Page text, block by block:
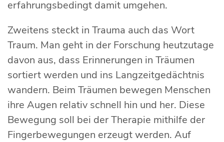
erfahrungsbedingt damit umgehen.
Zweitens steckt in Trauma auch das Wort
Traum. Man geht in der Forschung heutzutage
davon aus, dass Erinnerungen in Träumen
sortiert werden und ins Langzeitgedächtnis
wandern. Beim Träumen bewegen Menschen
ihre Augen relativ schnell hin und her. Diese
Bewegung soll bei der Therapie mithilfe der
Fingerbewegungen erzeugt werden. Auf